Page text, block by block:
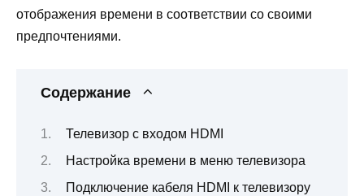
отображения времени в соответствии со своими
предпочтениями.
Содержание
Телевизор с входом HDMI
Настройка времени в меню телевизора
Подключение кабеля HDMI к телевизору